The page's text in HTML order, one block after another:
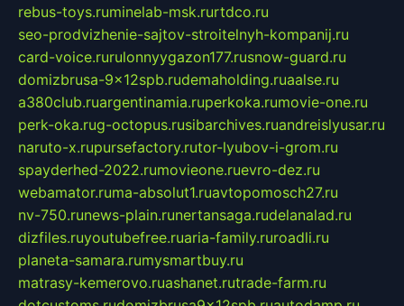
rebus-toys.ruminelab-msk.rurtdco.ru
seo-prodvizhenie-sajtov-stroitelnyh-kompanij.ru
card-voice.rurulonnyygazon177.rusnow-guard.ru
domizbrusa-9x12spb.rudemaholding.ruaalse.ru
a380club.ruargentinamia.ruperkoka.rumovie-one.ru
perk-oka.rug-octopus.rusibarchives.ruandreislyusar.ru
naruto-x.rupursefactory.rutor-lyubov-i-grom.ru
spayderhed-2022.rumovieone.ruevro-dez.ru
webamator.ruma-absolut1.ruavtopomosch27.ru
nv-750.runews-plain.runertansaga.rudelanalad.ru
dizfiles.ruyoutubefree.ruaria-family.ruroadli.ru
planeta-samara.rumysmartbuy.ru
matrasy-kemerovo.ruashanet.rutrade-farm.ru